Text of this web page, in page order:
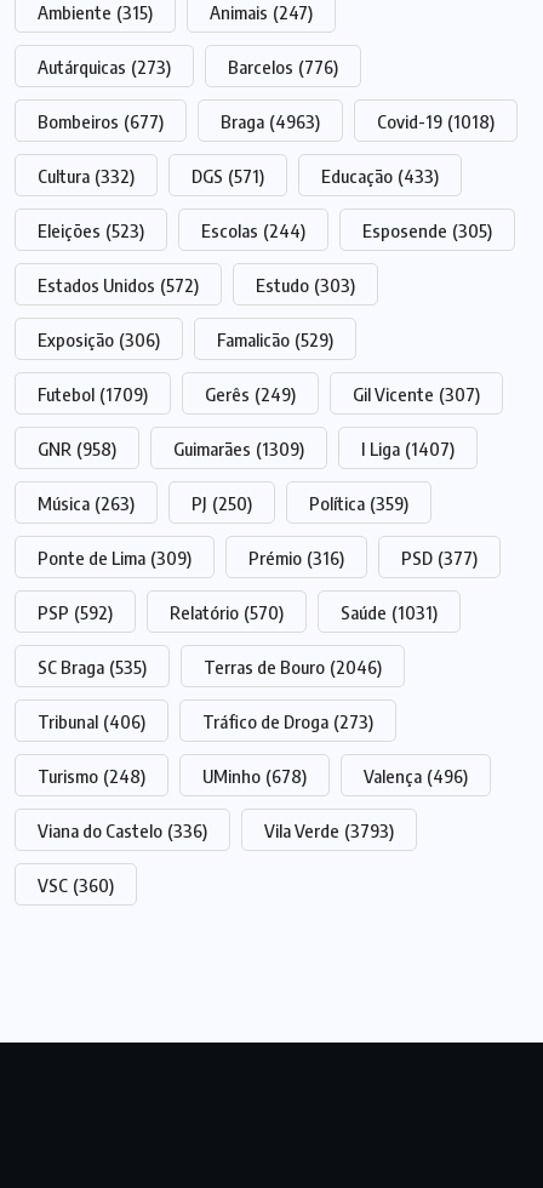
Ambiente (315) Animais (247)
Autárquicas (273) Barcelos (776)
Bombeiros (677) Braga (4963) Covid-19 (1018)
Cultura (332) DGS (571) Educação (433)
Eleições (523) Escolas (244) Esposende (305)
Estados Unidos (572) Estudo (303)
Exposição (306) Famalicão (529)
Futebol (1709) Gerês (249) Gil Vicente (307)
GNR (958) Guimarães (1309) I Liga (1407)
Música (263) PJ (250) Política (359)
Ponte de Lima (309) Prémio (316) PSD (377)
PSP (592) Relatório (570) Saúde (1031)
SC Braga (535) Terras de Bouro (2046)
Tribunal (406) Tráfico de Droga (273)
Turismo (248) UMinho (678) Valença (496)
Viana do Castelo (336) Vila Verde (3793)
VSC (360)